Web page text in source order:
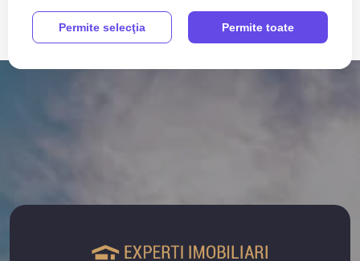
Apartamente de inchiriat
Apartamente de inchiriat in Constanta
Apartamente de inchiriat in Constanta City Park Mall
Case de inchiriat in Constanta
Vezi mai mult
Permite selecţia Permite toate